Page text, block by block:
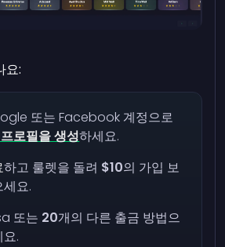
요:
또는 Facebook 계정으로
로필을 생성하세요.
하고 룰렛을 돌려 $10의 가입 보
요.
또는 20개의 다른 출금 방법으
.